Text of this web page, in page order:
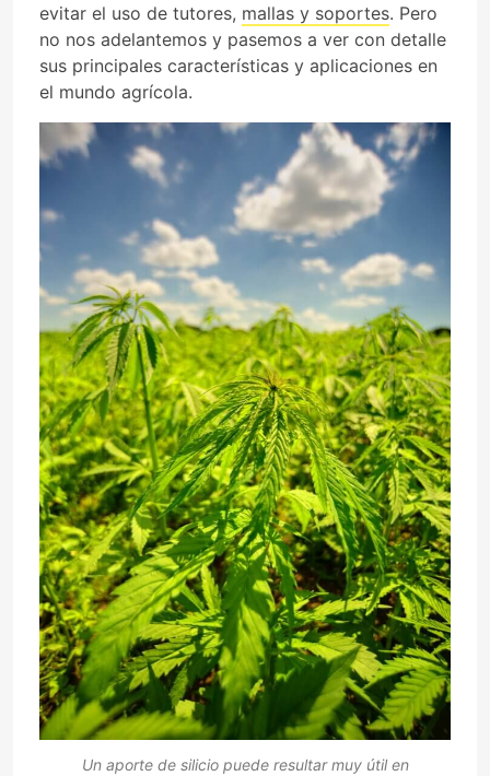
evitar el uso de tutores, mallas y soportes. Pero
no nos adelantemos y pasemos a ver con detalle
sus principales características y aplicaciones en
el mundo agrícola.
Un aporte de silicio puede resultar muy útil en